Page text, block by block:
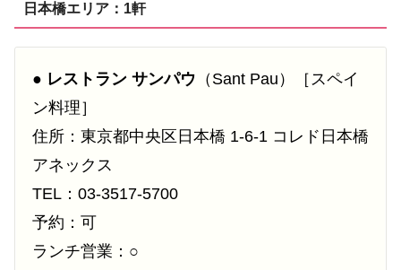
日本橋エリア：1軒
● レストラン サンパウ （Sant Pau）［スペイ
ン料理］
住所：東京都中央区日本橋 1-6-1 コレド日本橋
アネックス
TEL：03-3517-5700
予約：可
ランチ営業：○